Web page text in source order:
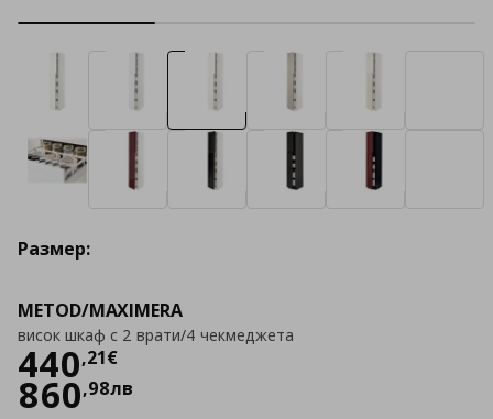
METOD/MAXIMERA
висок шкаф с 2 врати/4 чекмеджета
440,21€
Цена440,21 €
860,98лв
Размер: